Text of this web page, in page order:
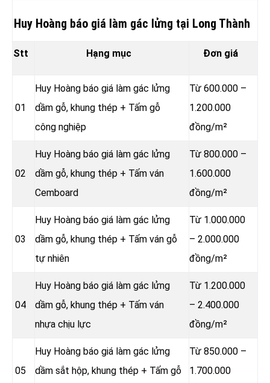
Huy Hoàng báo giá làm gác lửng tại Long Thành
Stt Hạng mục Đơn giá
01
Huy Hoàng báo giá làm gác lửng
dầm gỗ, khung thép + Tấm gỗ
công nghiệp
Từ 600.000 –
1.200.000
đồng/m²
02
Huy Hoàng báo giá làm gác lửng
dầm gỗ, khung thép + Tấm ván
Cemboard
Từ 800.000 –
1.600.000
đồng/m²
03
Huy Hoàng báo giá làm gác lửng
dầm gỗ, khung thép + Tấm ván gỗ
tự nhiên
Từ 1.000.000
– 2.000.000
đồng/m²
04
Huy Hoàng báo giá làm gác lửng
dầm gỗ, khung thép + Tấm ván
nhựa chịu lực
Từ 1.200.000
– 2.400.000
đồng/m²
05
Huy Hoàng báo giá làm gác lửng
dầm sắt hộp, khung thép + Tấm gỗ
Từ 850.000 –
1.700.000